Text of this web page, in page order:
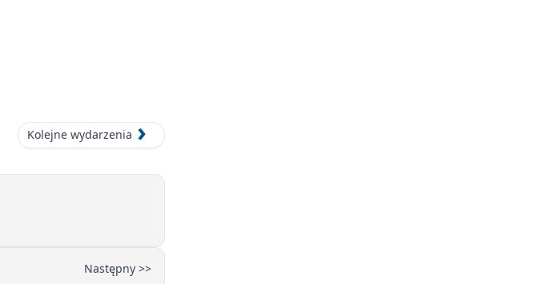
Kolejne wydarzenia
Następny >>